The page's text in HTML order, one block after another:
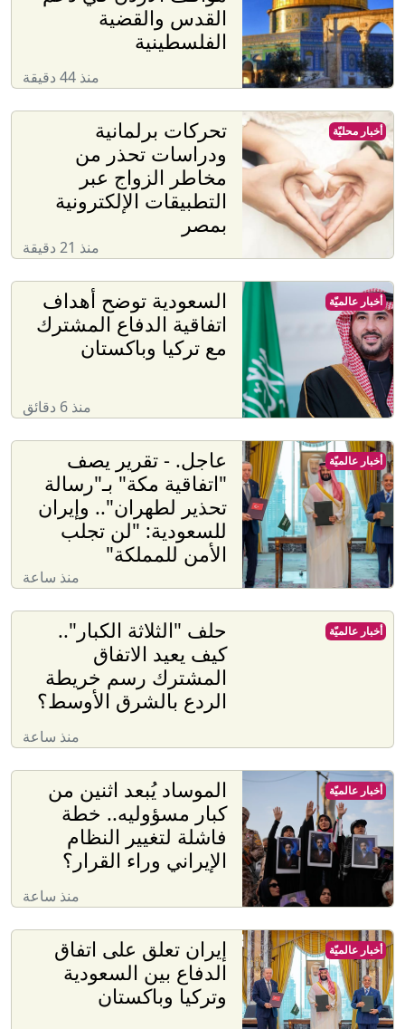
القدس والقضية
الفلسطينية
منذ 44 دقيقة
تحركات برلمانية
ودراسات تحذر من
مخاطر الزواج عبر
التطبيقات الإلكترونية
بمصر
منذ 21 دقيقة
أخبار محليّة
السعودية توضح أهداف
اتفاقية الدفاع المشترك
مع تركيا وباكستان
منذ 6 دقائق
أخبار عالميّة
عاجل. - تقرير يصف
"اتفاقية مكة" بـ"رسالة
تحذير لطهران".. وإيران
للسعودية: "لن تجلب
الأمن للمملكة"
منذ ساعة
أخبار عالميّة
حلف "الثلاثة الكبار"..
كيف يعيد الاتفاق
المشترك رسم خريطة
الردع بالشرق الأوسط؟
منذ ساعة
أخبار عالميّة
الموساد يُبعد اثنين من
كبار مسؤوليه.. خطة
فاشلة لتغيير النظام
الإيراني وراء القرار؟
منذ ساعة
أخبار عالميّة
إيران تعلق على اتفاق
الدفاع بين السعودية
وتركيا وباكستان
أخبار عالميّة